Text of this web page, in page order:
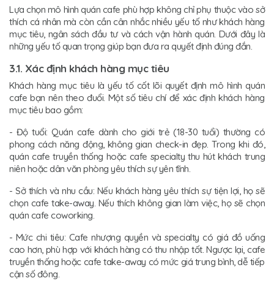
Lựa chọn mô hình quán cafe phù hợp không chỉ phụ thuộc vào sở
thích cá nhân mà còn cần cân nhắc nhiều yếu tố như khách hàng
mục tiêu, ngân sách đầu tư và cách vận hành quán. Dưới đây là
những yếu tố quan trọng giúp bạn đưa ra quyết định đúng đắn.
3.1. Xác định khách hàng mục tiêu
Khách hàng mục tiêu là yếu tố cốt lõi quyết định mô hình quán
cafe bạn nên theo đuổi. Một số tiêu chí để xác định khách hàng
mục tiêu bao gồm:
- Độ tuổi: Quán cafe dành cho giới trẻ (18-30 tuổi) thường có
phong cách năng động, không gian check-in đẹp. Trong khi đó,
quán cafe truyền thống hoặc cafe specialty thu hút khách trung
niên hoặc dân văn phòng yêu thích sự yên tĩnh.
- Sở thích và nhu cầu: Nếu khách hàng yêu thích sự tiện lợi, họ sẽ
chọn cafe take-away. Nếu thích không gian làm việc, họ sẽ chọn
quán cafe coworking.
- Mức chi tiêu: Cafe nhượng quyền và specialty có giá đồ uống
cao hơn, phù hợp với khách hàng có thu nhập tốt. Ngược lại, cafe
truyền thống hoặc cafe take-away có mức giá trung bình, dễ tiếp
cận số đông.